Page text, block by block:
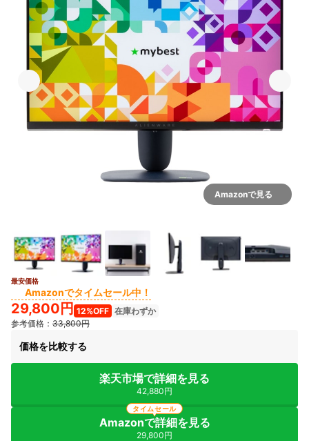
Amazonで見る
最安価格
Amazonでタイムセール中！
29,800円 12%OFF 在庫わずか
参考価格： 33,800円
価格を比較する
楽天市場で詳細を見る
42,880円
Amazonで詳細を見る
29,800円
タイムセール